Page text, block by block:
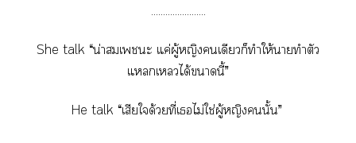
.......................
She talk “น่าเะ แค่ผู้หญิงเดียวก็ทำให้าทำตัว
แเได้านี้”
He talk “เสียใด้วยที่เไม่ใช่ผู้หญิงนั้น”